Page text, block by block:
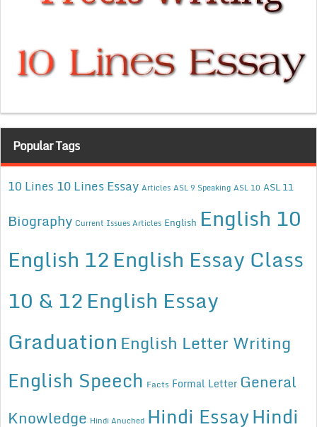
Popular Tags
10 Lines 10 Lines Essay Articles ASL 9 Speaking ASL 10 ASL 11
Biography Current Issues Articles English English 10
English 12English Essay Class
10 & 12English Essay
Graduation English Letter Writing
English Speech Facts Formal Letter General
Knowledge Hindi Anuched Hindi EssayHindi